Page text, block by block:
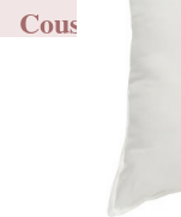
Coussins